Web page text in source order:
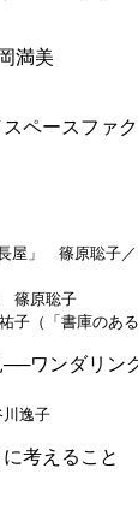
満美
ペースファ
屋」 篠原聡子／
篠原聡子
子（「書庫のある
──ワンダリ
逸子
に考えること